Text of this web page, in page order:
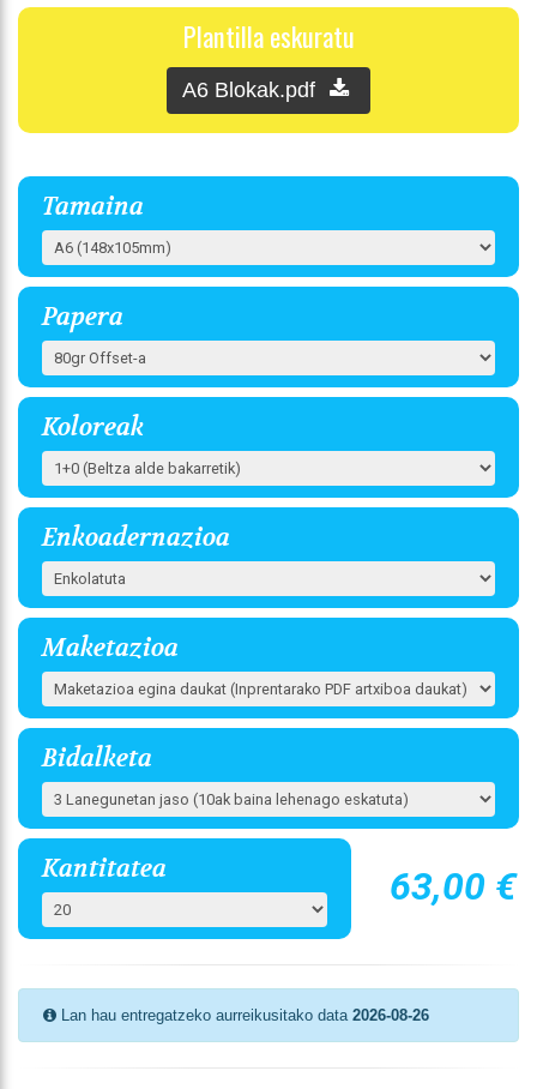
Plantilla eskuratu
A6 Blokak.pdf
Tamaina
Papera
Koloreak
Enkoadernazioa
Maketazioa
Bidalketa
Kantitatea 63,00 €
Lan hau entregatzeko aurreikusitako data 2026-08-26